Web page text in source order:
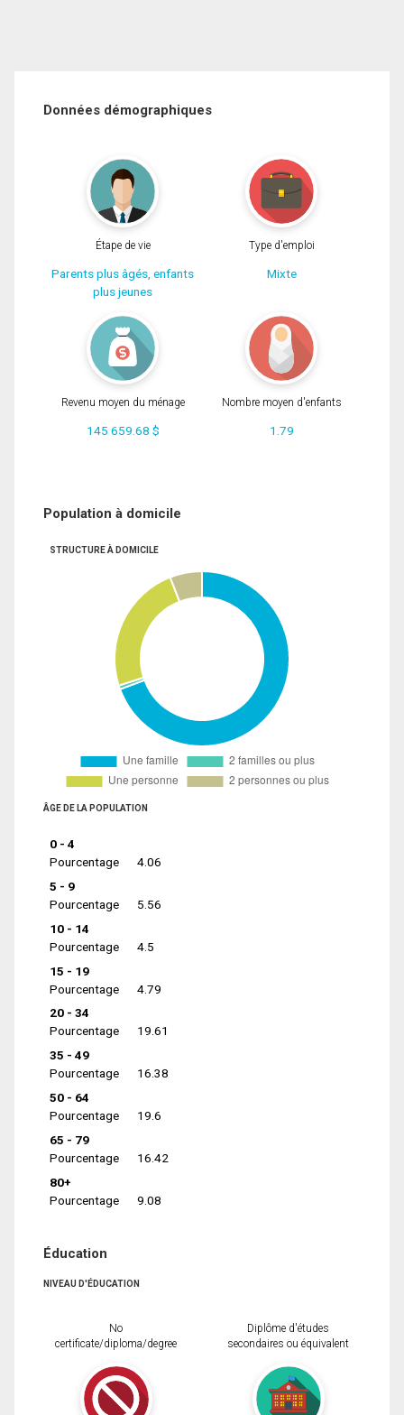
Données démographiques
Étape de vie
Parents plus âgés, enfants
plus jeunes
Type d'emploi
Mixte
Revenu moyen du ménage
145 659.68 $
Nombre moyen d'enfants
1.79
Population à domicile
STRUCTURE À DOMICILE
ÂGE DE LA POPULATION
0 - 4
Pourcentage
4.06
5 - 9
Pourcentage
5.56
10 - 14
Pourcentage
4.5
15 - 19
Pourcentage
4.79
20 - 34
Pourcentage
19.61
35 - 49
Pourcentage
16.38
50 - 64
Pourcentage
19.6
65 - 79
Pourcentage
16.42
80+
Pourcentage
9.08
Éducation
NIVEAU D'ÉDUCATION
No
certificate/diploma/degree
Diplôme d'études
secondaires ou équivalent